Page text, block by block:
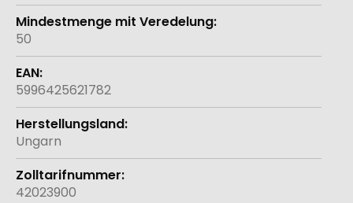
50
5996425621782
Ungarn
42023900